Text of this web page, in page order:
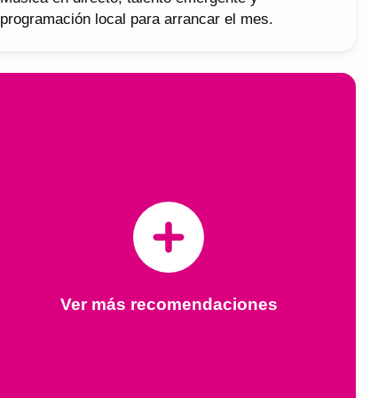
programación local para arrancar el mes.
Ver más recomendaciones